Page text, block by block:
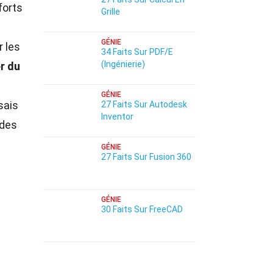
les
du
Grille
GÉNIE
34 Faits Sur PDF/E
(Ingénierie)
GÉNIE
27 Faits Sur Autodesk
Inventor
GÉNIE
27 Faits Sur Fusion 360
GÉNIE
30 Faits Sur FreeCAD